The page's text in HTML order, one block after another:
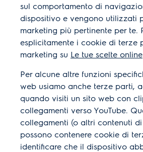
sul comportamento di
dispositivo e vengono utilizzati
marketing più pertinente per te.
esplicitamente i cookie di terze
marketing su Le tue scelte online
Per alcune altre funzioni
web usiamo anche terze parti,
quando visiti un sito web con
collegamenti verso YouTube.
collegamenti (o altri contenuti
possono contenere cookie di
identificare che il dispositivo